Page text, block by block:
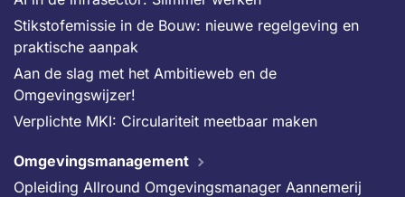
Stikstofemissie in de Bouw: nieuwe regelgeving en
praktische aanpak
Aan de slag met het Ambitieweb en de
Omgevingswijzer!
Verplichte MKI: Circulariteit meetbaar maken
Omgevingsmanagement
Opleiding Allround Omgevingsmanager Aannemerij